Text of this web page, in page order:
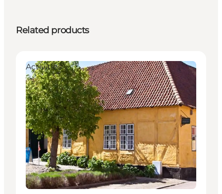
Related products
Activities